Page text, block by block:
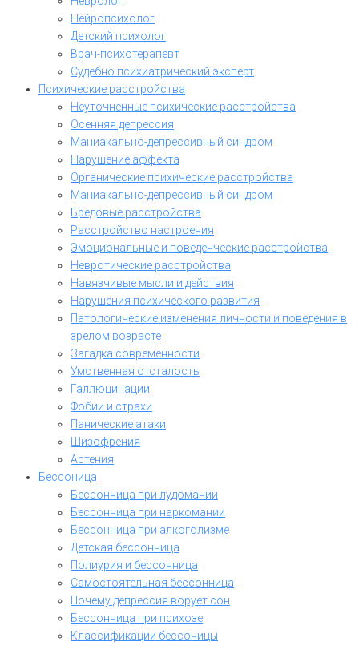
Нейропсихолог
Детский психолог
Врач-психотерапевт
Судебно психиатрический эксперт
Психические расстройства
Неуточненные психические расстройства
Осенняя депрессия
Маниакально-депрессивный синдром
Нарушение аффекта
Органические психические расстройства
Маниакально-депрессивный синдром
Бредовые расстройства
Расстройство настроения
Эмоциональные и поведенческие расстройства
Невротические расстройства
Навязчивые мысли и действия
Нарушения психического развития
Патологические изменения личности и поведения в
зрелом возрасте
Загадка современности
Умственная отсталость
Галлюцинации
Фобии и страхи
Панические атаки
Шизофрения
Астения
Бессоница
Бессонница при лудомании
Бессонница при наркомании
Бессонница при алкоголизме
Детская бессонница
Полиурия и бессонница
Самостоятельная бессонница
Почему депрессия ворует сон
Бессонница при психозе
Классификации бессоницы